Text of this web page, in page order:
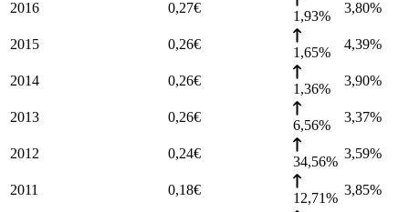
2016 0,27€
1,93%
3,80%
2015 0,26€
1,65%
4,39%
2014 0,26€
1,36%
3,90%
2013 0,26€
6,56%
3,37%
2012 0,24€
34,56%
3,59%
2011 0,18€
12,71%
3,85%